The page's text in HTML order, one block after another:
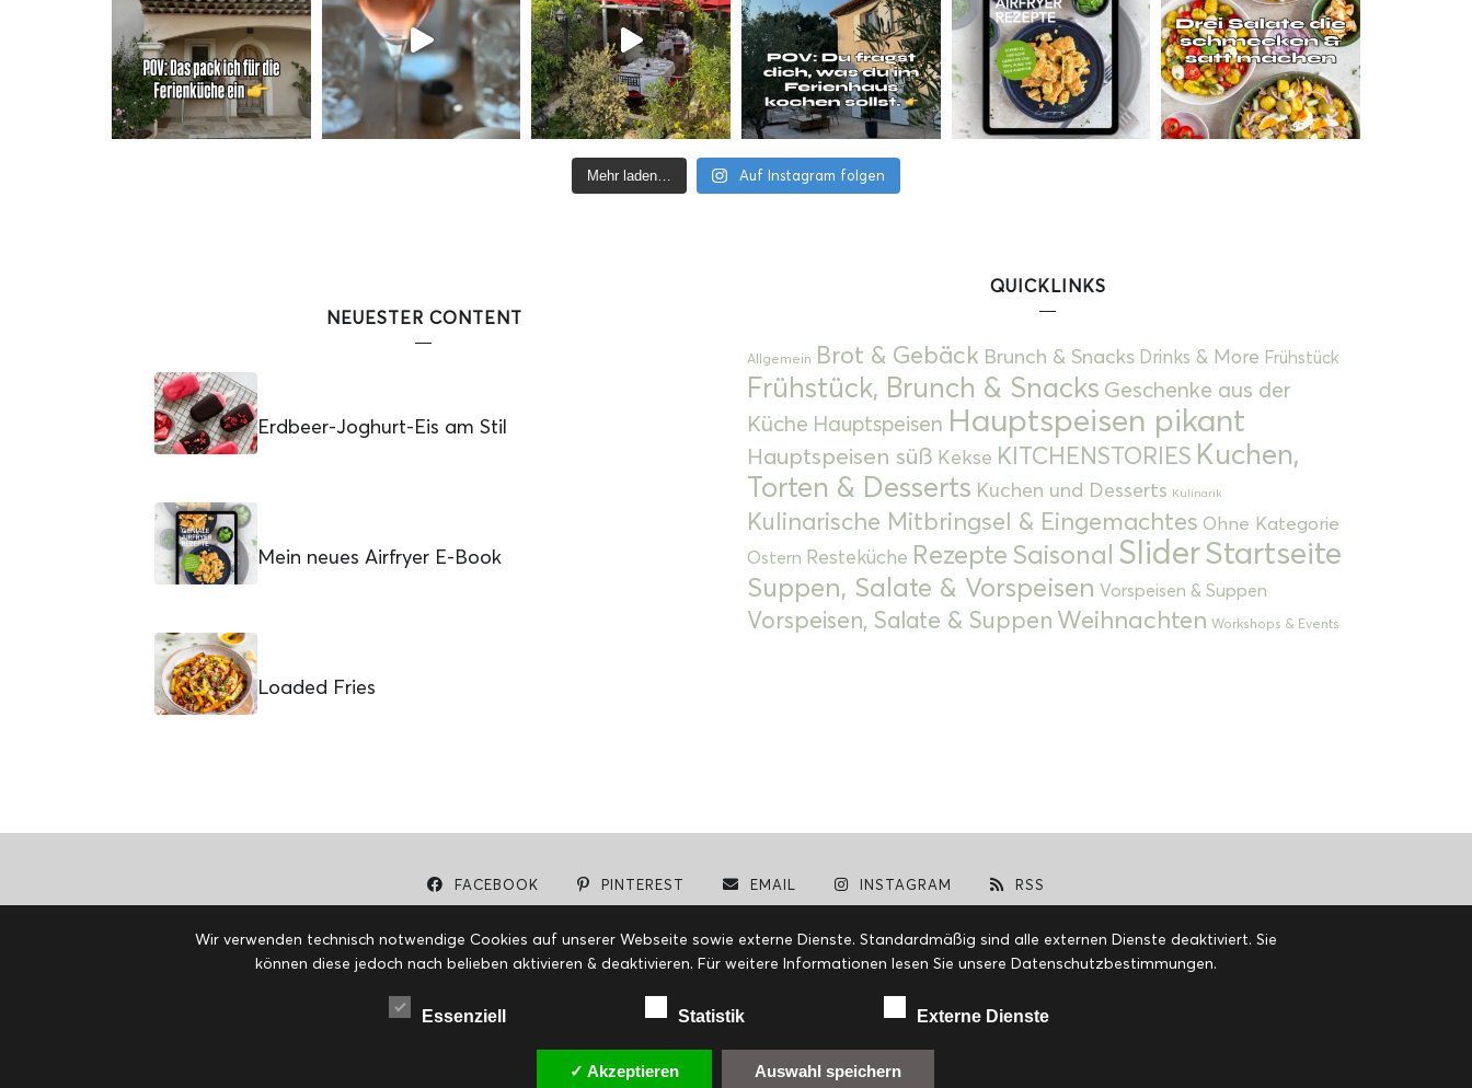
Mehr laden… Auf Instagram folgen
NEUESTER CONTENT
Erdbeer-Joghurt-Eis am Stil
Mein neues Airfryer E-Book
Loaded Fries
QUICKLINKS
Allgemein Brot & Gebäck Brunch & Snacks Drinks & More Frühstück
Frühstück, Brunch & Snacks Geschenke aus der
Küche Hauptspeisen Hauptspeisen pikant
Hauptspeisen süß Kekse KITCHENSTORIES Kuchen,
Torten & Desserts Kuchen und Desserts Kulinarik
Kulinarische Mitbringsel & Eingemachtes Ohne Kategorie
Ostern Resteküche Rezepte Saisonal SliderStartseite
Suppen, Salate & Vorspeisen Vorspeisen & Suppen
Vorspeisen, Salate & Suppen Weihnachten Workshops & Events
FACEBOOK PINTEREST EMAIL INSTAGRAM RSS
Wir verwenden technisch notwendige Cookies auf unserer Webseite sowie externe Dienste. Standardmäßig sind alle externen Dienste deaktiviert. Sie
können diese jedoch nach belieben aktivieren & deaktivieren. Für weitere Informationen lesen Sie unsere Datenschutzbestimmungen.
Essenziell Statistik Externe Dienste
✓ Akzeptieren Auswahl speichern